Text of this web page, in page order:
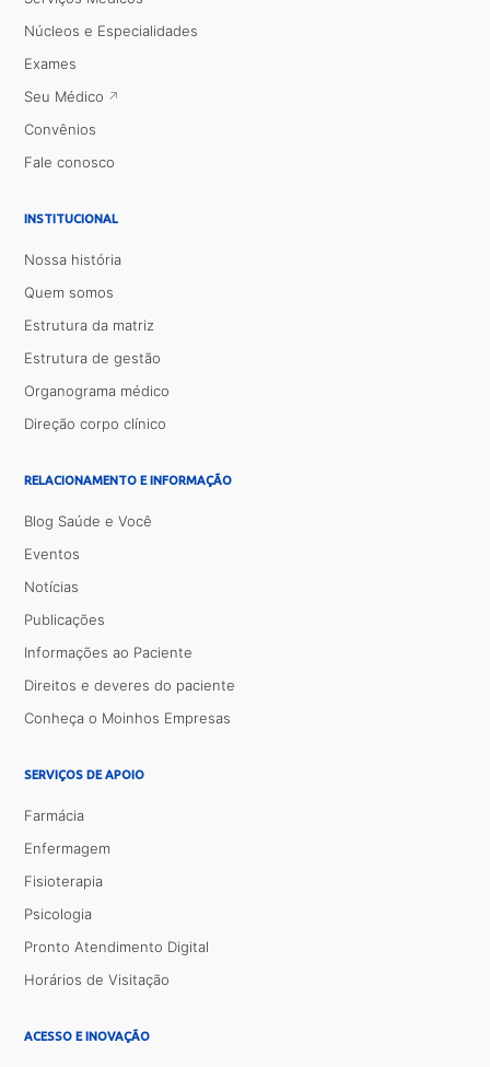
Núcleos e Especialidades
Exames
Seu Médico
Convênios
Fale conosco
INSTITUCIONAL
Nossa história
Quem somos
Estrutura da matriz
Estrutura de gestão
Organograma médico
Direção corpo clínico
RELACIONAMENTO E INFORMAÇÃO
Blog Saúde e Você
Eventos
Notícias
Publicações
Informações ao Paciente
Direitos e deveres do paciente
Conheça o Moinhos Empresas
SERVIÇOS DE APOIO
Farmácia
Enfermagem
Fisioterapia
Psicologia
Pronto Atendimento Digital
Horários de Visitação
ACESSO E INOVAÇÃO